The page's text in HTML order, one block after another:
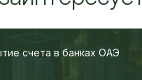
счета в банках ОАЭ